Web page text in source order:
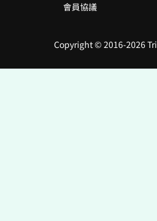
會員協議
Copyright © 2016-2026